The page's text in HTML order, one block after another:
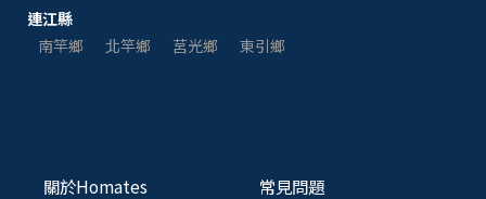
連江縣
南竿鄉
北竿鄉 莒光鄉 東引鄉
關於Homates
常見問題